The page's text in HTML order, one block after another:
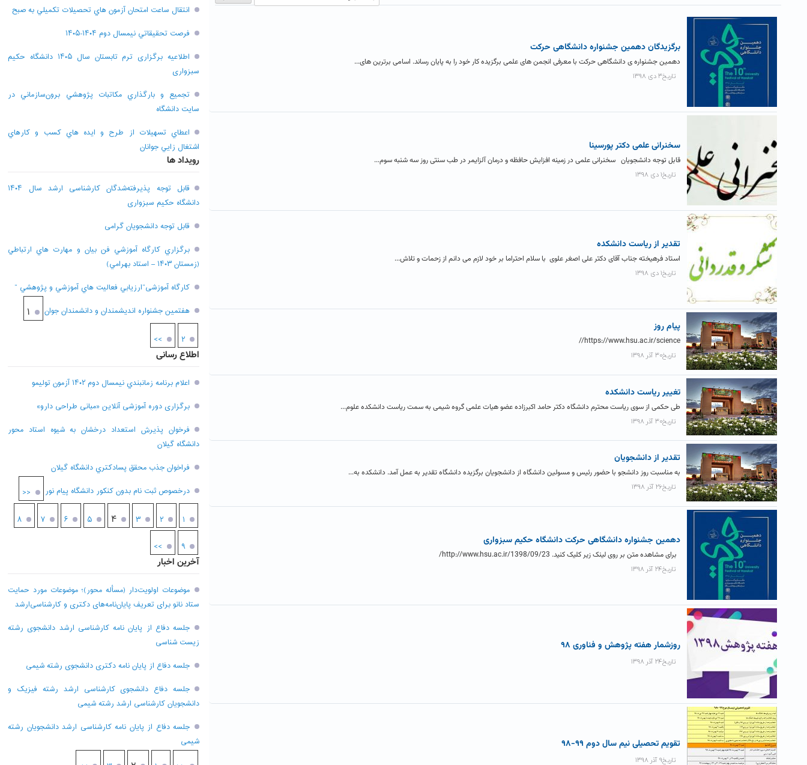
برگزیدگان دهمین جشنواره دانشگاهی حرکت
دهمین جشنواره ی دانشگاهی حرکت با معرفی انجمن های علمی برگزیده کار خود را به پایان رساند. اسامی برترین های...
تاریخ۳ دی ۱۳۹۸
سخنرانی علمی دکتر پورسینا
قابل توجه دانشجویان سخنرانی علمی در زمینه افزایش حافظه و درمان آلزایمر در طب سنتی روز سه شنبه سوم...
تاریخ۱ دی ۱۳۹۸
تقدیر از ریاست دانشکده
استاد فرهیخته جناب آقای دکتر علی اصغر علوی با سلام احتراما بر خود لازم می دانم از زحمات و تلاش...
تاریخ۱ دی ۱۳۹۸
پیام روز
https://www.hsu.ac.ir/science//
تاریخ۳۰ آذر ۱۳۹۸
تغییر ریاست دانشکده
طی حکمی از سوی ریاست محترم دانشگاه دکتر حامد اکبرزاده عضو هیات علمی گروه شیمی به سمت ریاست دانشکده علوم...
تاریخ۳۰ آذر ۱۳۹۸
تقدیر از دانشجویان
به مناسبت روز دانشجو با حضور رئیس و مسولین دانشگاه از دانشجویان برگزیده دانشگاه تقدیر به عمل آمد. دانشکده به...
تاریخ۲۶ آذر ۱۳۹۸
دهمین جشنواره دانشگاهی حرکت دانشگاه حکیم سبزواری
برای مشاهده متن بر روی لینک زیر کلیک کنید. http://www.hsu.ac.ir/1398/09/23/
تاریخ۲۴ آذر ۱۳۹۸
روزشمار هفته پژوهش و فناوری ۹۸
تاریخ۲۴ آذر ۱۳۹۸
تقویم تحصیلی نیم سال دوم ۹۹-۹۸
تاریخ۹ آذر ۱۳۹۸
انتقال ساعت امتحان آزمون هاي تحصيلات تکميلي به صبح
فرصت تحقيقاتي نیمسال دوم ۱۴۰۴-۱۴۰۵
اطلاعیه برگزاری ترم تابستان سال ۱۴۰۵ دانشگاه حکیم
سبزواری
تجميع و بارگذاري مکاتبات پژوهشي برون‌سازماني در
سايت دانشگاه
اعطاي تسهيلات از طرح و ايده هاي کسب و کارهاي
اشتغال زايي جوانان
رویداد ها
قابل توجه پذیرفته‌شدگان کارشناسی ارشد سال ۱۴۰۴
دانشگاه حکیم سبزواری
قابل توجه دانشجویان گرامی
برگزاري کارگاه آموزشي فن بيان و مهارت هاي ارتباطي
(زمستان ۱۴۰۳ – استاد بهرامي)
کارگاه آموزشی”ارزيابي فعاليت هاي آموزشي و پژوهشي “
هفتمين جشنواره انديشمندان و دانشمندان جوان
۱
۲ >>
اطلاع رسانی
اعلام برنامه زمانبندي نيمسال دوم ۱۴۰۲ آزمون توليمو
برگزاری دوره آموزشی آنلاین «مبانی طراحی دارو»
فرخوان پذيرش استعداد درخشان به شيوه استاد محور
دانشگاه گيلان
فراخوان جذب محقق پسادکتري دانشگاه گيلان
درخصوص ثبت نام بدون کنکور دانشگاه پیام نور
<<
۱ ۲ ۳ ۴ ۵ ۶ ۷ ۸
۹ >>
آخرین اخبار
موضوعات اولویت‌دار (مسأله محور)؛ موضوعات مورد حمایت
ستاد نانو برای تعریف پایان‌نامه‌های دکتری و کارشناسی‌ارشد
جلسه دفاع از پایان نامه کارشناسی ارشد دانشجوی رشته
زیست شناسی
جلسه دفاع از پایان نامه دکتری دانشجوی رشته شیمی
جلسه دفاع دانشجوی کارشناسی ارشد رشته فیزیک و
دانشجویان کارشناسی ارشد رشته شیمی
جلسه دفاع از پایان نامه کارشناسی ارشد دانشجویان رشته
شیمی